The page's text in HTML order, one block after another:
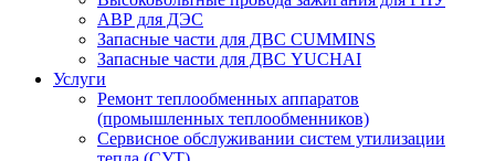
АВР для ДЭС
Запасные части для ДВС CUMMINS
Запасные части для ДВС YUCHAI
Услуги
Ремонт теплообменных аппаратов
(промышленных теплообменников)
Сервисное обслуживании систем утилизации